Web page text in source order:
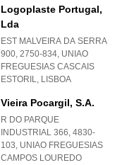
Logoplaste Portugal,
Lda
EST MALVEIRA DA SERRA
900, 2750-834, UNIAO
FREGUESIAS CASCAIS
ESTORIL, LISBOA
Vieira Pocargil, S.a.
R DO PARQUE
INDUSTRIAL 366, 4830-
103, UNIAO FREGUESIAS
CAMPOS LOUREDO